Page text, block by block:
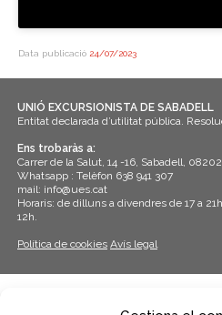
Data publicació 24/07/2023
UNIÓ EXCURSIONISTA DE SABADELL
Entitat declarada d’utilitat pública.
Ens trobaràs a:
Carrer de la Salut, 14 -16, Sabadell, 08202
Whatsapp : Telèfon 638 941 307
mail: info@ues.cat
Horaris: de dilluns a divendres de 17 a
12h.
Política de cookies Avís legal